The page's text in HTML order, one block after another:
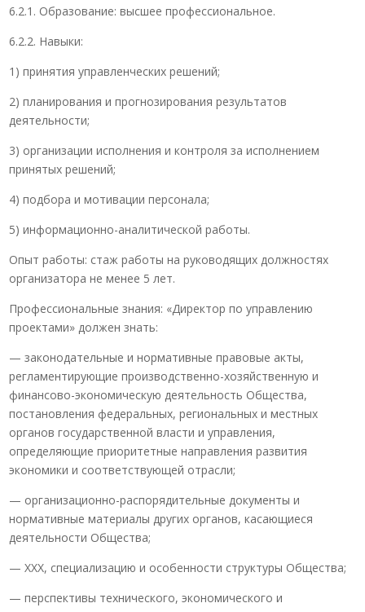
6.2.1. Образование: высшее профессиональное.
6.2.2. Навыки:
1) принятия управленческих решений;
2) планирования и прогнозирования результатов
деятельности;
3) организации исполнения и контроля за исполнением
принятых решений;
4) подбора и мотивации персонала;
5) информационно-аналитической работы.
Опыт работы: стаж работы на руководящих должностях
организатора не менее 5 лет.
Профессиональные знания: «Директор по управлению
проектами» должен знать:
— законодательные и нормативные правовые акты,
регламентирующие производственно-хозяйственную и
финансово-экономическую деятельность Общества,
постановления федеральных, региональных и местных
органов государственной власти и управления,
определяющие приоритетные направления развития
экономики и соответствующей отрасли;
— организационно-распорядительные документы и
нормативные материалы других органов, касающиеся
деятельности Общества;
— ХХХ, специализацию и особенности структуры Общества;
— перспективы технического, экономического и